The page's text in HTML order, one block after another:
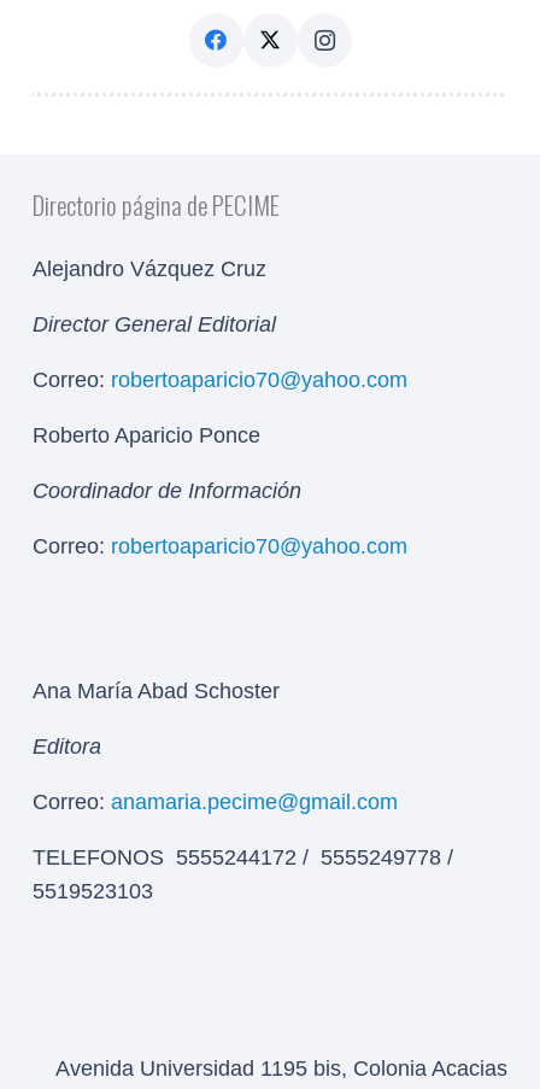
Directorio página de PECIME
Alejandro Vázquez Cruz
Director General Editorial
Correo: robertoaparicio70@yahoo.com
Roberto Aparicio Ponce
Coordinador de Información
Correo: robertoaparicio70@yahoo.com
Ana María Abad Schoster
Editora
Correo: anamaria.pecime@gmail.com
TELEFONOS 5555244172 / 5555249778 /
5519523103
Avenida Universidad 1195 bis, Colonia Acacias